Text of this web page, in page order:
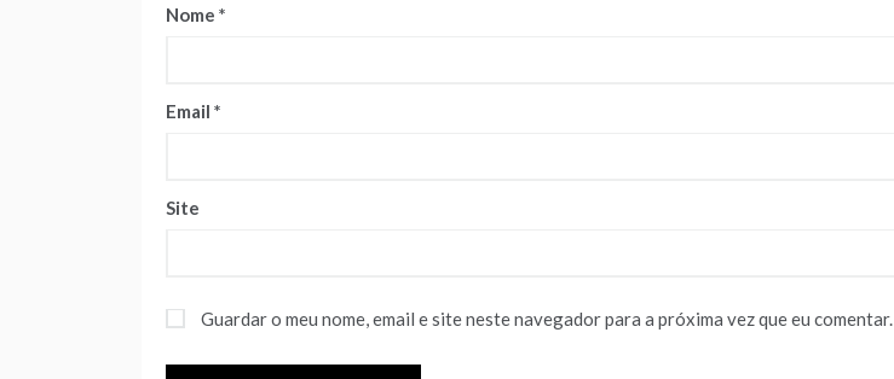
Nome *
Email *
Site
Guardar o meu nome, email e site neste navegador para a próxima vez que eu comentar.